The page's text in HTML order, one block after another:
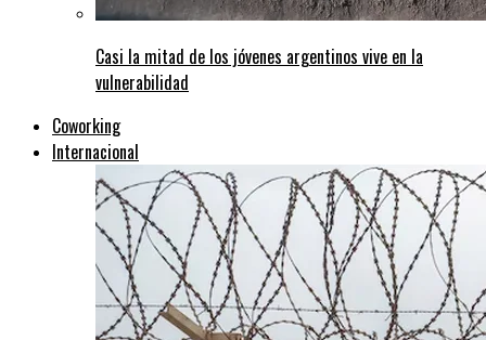
Casi la mitad de los jóvenes argentinos vive en la
vulnerabilidad
Coworking
Internacional